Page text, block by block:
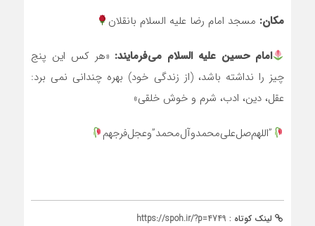
مکان: مسجد امام رضا علیه السلام بانقلان
امام حسین علیه السلام می‌فرمایند: «هر کس این پنج
چیز را نداشته باشد، (از زندگی خود) بهره چندانی نمی برد:
عقل، دین، ادب، شرم و خوش خلقی»
”اللهم‌صل‌علی‌محمد‌و‌آل‌محمد‌”و‌عجل‌فرجهم
لینک کوتاه : https://spoh.ir/?p=4749